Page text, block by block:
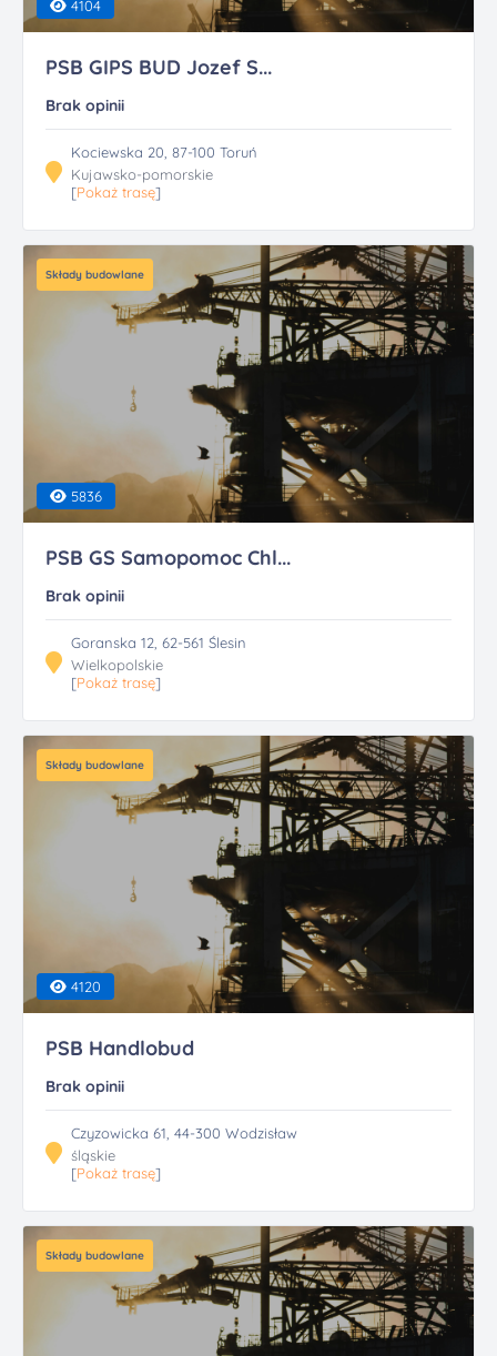
4104
PSB GIPS BUD Jozef S...
Brak opinii
Kociewska 20, 87-100 Toruń
Kujawsko-pomorskie
[Pokaż trasę]
Składy budowlane
5836
PSB GS Samopomoc Chl...
Brak opinii
Goranska 12, 62-561 Ślesin
Wielkopolskie
[Pokaż trasę]
Składy budowlane
4120
PSB Handlobud
Brak opinii
Czyzowicka 61, 44-300 Wodzisław
śląskie
[Pokaż trasę]
Składy budowlane